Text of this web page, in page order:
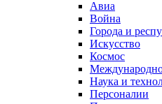
Авиа
Война
Города и
Искусство
Космос
Наука и
Персоналии